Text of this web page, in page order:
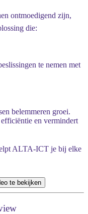
ontmoedigend zijn,
die:
te nemen met
belemmeren groei.
en vermindert
ALTA-ICT je bij elke
te bekijken